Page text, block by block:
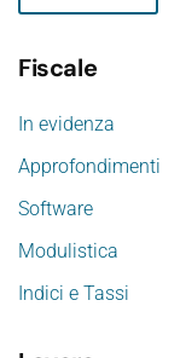
Fiscale
In evidenza
Approfondimenti
Software
Modulistica
Indici e Tassi